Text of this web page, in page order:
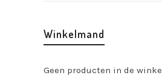
Winkelmand
Geen producten in de